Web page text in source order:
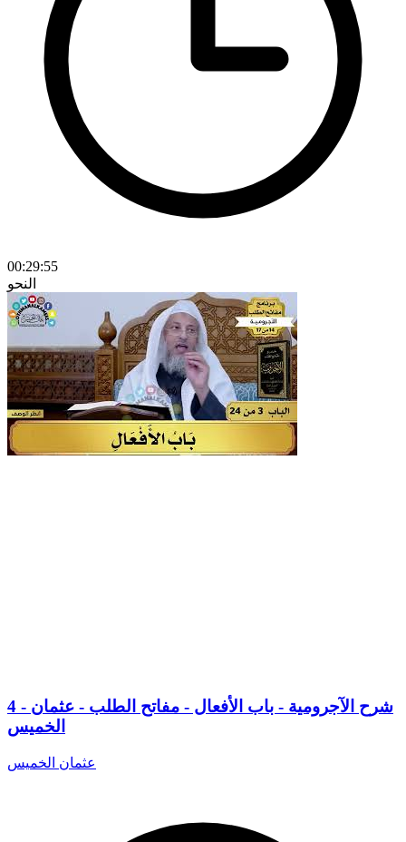
00:29:55
النحو
4 - شرح الآجرومية - باب الأفعال - مفاتح الطلب - عثمان
الخميس
عثمان الخميس